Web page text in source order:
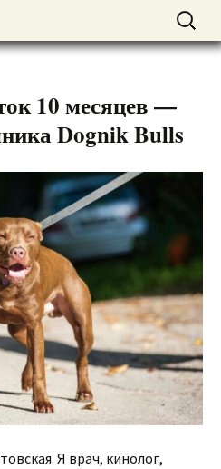
kennel DOGNIK
registered. APBT
Найти:
10 месяцев —
Dognik Bulls
Я врач, кинолог,